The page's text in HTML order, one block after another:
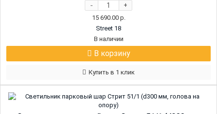
- +
15 690.00р.
Street 18
В наличии
В корзину
Купить в 1 клик